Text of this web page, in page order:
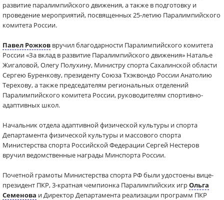
развитие паралимпийского движения, а также в подготовку и
проведение мероприятий, посвященных 25-летию Паралимпийского
комитета России.
Павел Рожков вручил благодарности Паралимпийского комитета
России «За вклад в развитие Паралимпийского движения» Наталье
Жигаловой, Олегу Полухину, Министру спорта Сахалинской области
Сергею Буренкову, президенту Союза Тхэквондо России Анатолию
Терехову, а также председателям региональных отделений
Паралимпийского комитета России, руководителям спортивно-
адаптивных школ.
Начальник отдела адаптивной физической культуры и спорта
Департамента физической культуры и массового спорта
Министерства спорта Российской Федерации Сергей Нестеров
вручил ведомственные награды Минспорта России.
Почетной грамоты Министерства спорта РФ были удостоены вице-
президент ПКР, 3-кратная чемпионка Паралимпийских игрОльга
Семенова и Директор Департамента реализации программ ПКР